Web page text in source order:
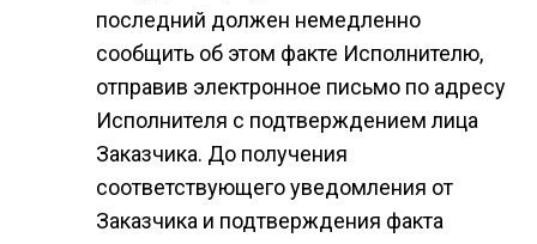
последний должен немедленно
сообщить об этом факте Исполнителю,
отправив электронное письмо по адресу
Исполнителя с подтверждением лица
Заказчика. До получения
соответствующего уведомления от
Заказчика и подтверждения факта